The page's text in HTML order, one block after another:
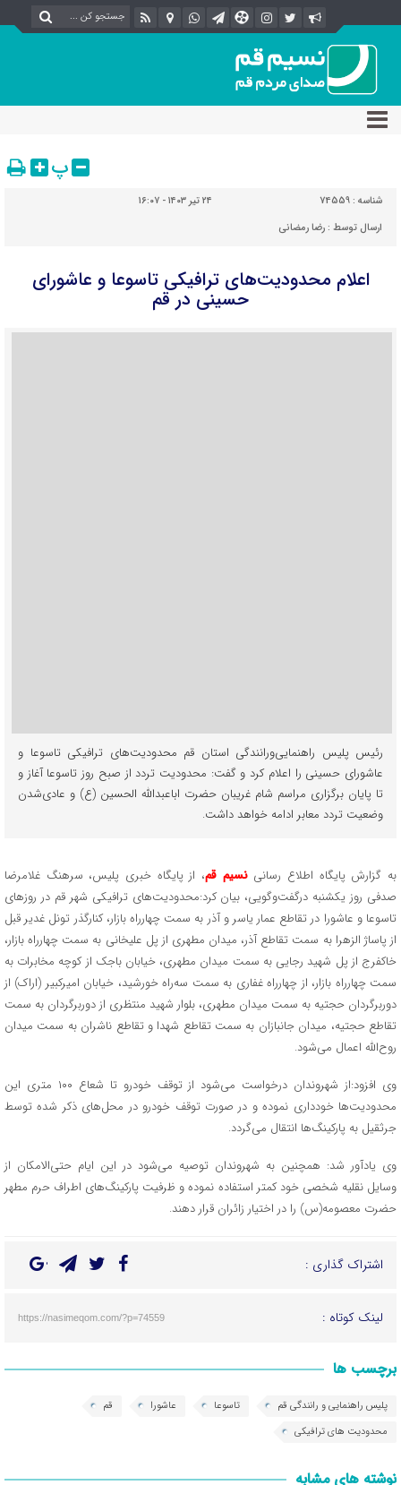
پ
شناسه : 74559
۲۴ تیر ۱۴۰۳ - ۱۶:۰۷
ارسال توسط : رضا رمضانی
اعلام محدودیت‌های ترافیکی تاسوعا و عاشورای
حسینی در قم
رئیس پلیس راهنمایی‌ورانندگی استان قم محدودیت‌های ترافیکی تاسوعا و
عاشورای حسینی را اعلام کرد و گفت: محدودیت تردد از صبح روز تاسوعا آغاز و
تا پایان برگزاری مراسم شام غریبان حضرت اباعبدالله الحسین (ع) و عادی‌شدن
وضعیت تردد معابر ادامه خواهد داشت.
به گزارش پایگاه اطلاع رسانی نسیم قم، از پایگاه خبری پلیس، سرهنگ غلامرضا
صدفی روز یکشنبه درگفت‌وگویی، بیان کرد:محدودیت‌های ترافیکی شهر قم در روزهای
تاسوعا و عاشورا در تقاطع عمار یاسر و آذر به سمت چهارراه بازار، کنارگذر تونل غدیر قبل
از پاساژ الزهرا به سمت تقاطع آذر، میدان مطهری از پل علیخانی به سمت چهارراه بازار،
خاکفرج از پل شهید رجایی به سمت میدان مطهری، خیابان باجک از کوچه مخابرات به
سمت چهارراه بازار، از چهارراه غفاری به سمت سه‌راه خورشید، خیابان امیرکبیر (اراک) از
دوربرگردان حجتیه به سمت میدان مطهری، بلوار شهید منتظری از دوربرگردان به سمت
تقاطع حجتیه، میدان جانبازان به سمت تقاطع شهدا و تقاطع ناشران به سمت میدان
روح‌الله اعمال می‌شود.
وی افزود:از شهروندان درخواست می‌شود از توقف خودرو تا شعاع ۱۰۰ متری این
محدودیت‌ها خودداری نموده و در صورت توقف خودرو در محل‌های ذکر شده توسط
جرثقیل به پارکینگ‌ها انتقال می‌گردد.
وی یادآور شد: همچنین به شهروندان توصیه می‌شود در این ایام حتی‌الامکان از
وسایل نقلیه شخصی خود کمتر استفاده نموده و ظرفیت پارکینگ‌های اطراف حرم مطهر
حضرت معصومه(س)‌ را در اختیار زائران قرار دهند.
اشتراک گذاری :
لینک کوتاه : https://nasimeqom.com/?p=74559
برچسب ها
پلیس راهنمایی و رانندگی قم تاسوعا عاشورا
قم
محدودیت های ترافیکی
نوشته های مشابه